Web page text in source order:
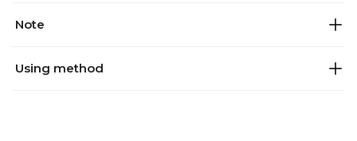
Note
Using method